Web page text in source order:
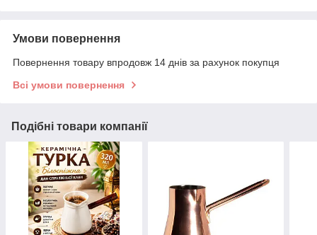
Умови повернення
Повернення товару впродовж 14 днів за рахунок покупця
Всі умови повернення
Подібні товари компанії